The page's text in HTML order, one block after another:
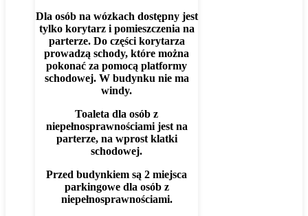
Dla osób na wózkach dostępny jest
tylko korytarz i pomieszczenia na
parterze. Do części korytarza
prowadzą schody, które można
pokonać za pomocą platformy
schodowej. W budynku nie ma
windy.
Toaleta dla osób z
niepełnosprawnościami jest na
parterze, na wprost klatki
schodowej.
Przed budynkiem są 2 miejsca
parkingowe dla osób z
niepełnosprawnościami.